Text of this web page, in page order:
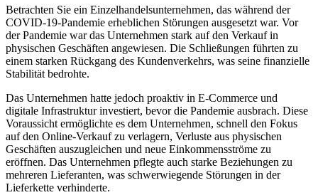
Betrachten Sie ein Einzelhandelsunternehmen, das während der
COVID-19-Pandemie erheblichen Störungen ausgesetzt war. Vor
der Pandemie war das Unternehmen stark auf den Verkauf in
physischen Geschäften angewiesen. Die Schließungen führten zu
einem starken Rückgang des Kundenverkehrs, was seine finanzielle
Stabilität bedrohte.
Das Unternehmen hatte jedoch proaktiv in E-Commerce und
digitale Infrastruktur investiert, bevor die Pandemie ausbrach. Diese
Voraussicht ermöglichte es dem Unternehmen, schnell den Fokus
auf den Online-Verkauf zu verlagern, Verluste aus physischen
Geschäften auszugleichen und neue Einkommensströme zu
eröffnen. Das Unternehmen pflegte auch starke Beziehungen zu
mehreren Lieferanten, was schwerwiegende Störungen in der
Lieferkette verhinderte.